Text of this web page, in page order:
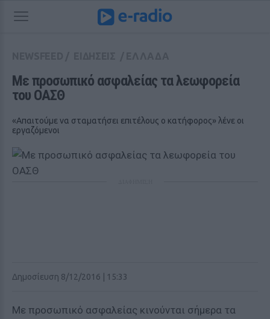
Με προσωπικό ασφαλείας τα λεωφορεία
του ΟΑΣΘ
«Απαιτούμε να σταματήσει επιτέλους ο κατήφορος» λένε οι
εργαζόμενοι
Δημοσίευση 8/12/2016 | 15:33
Με προσωπικό ασφαλείας κινούνται σήμερα τα